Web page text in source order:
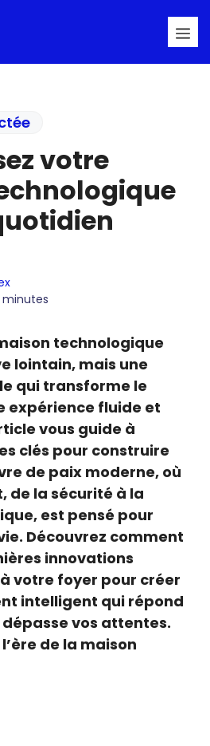
votre
minutes
technologique
lointain, mais une
qui transforme le
expérience fluide et
vous guide à
clés pour construire
de paix moderne, où
de la sécurité à la
est pensé pour
Découvrez comment
innovations
votre foyer pour créer
intelligent qui répond
vos attentes.
de la maison